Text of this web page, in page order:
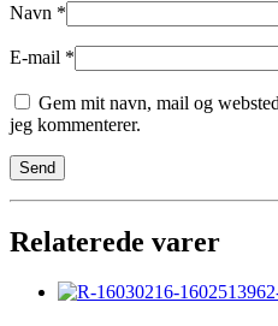
Navn *
E-mail *
Gem mit navn, mail og
jeg kommenterer.
Relaterede varer